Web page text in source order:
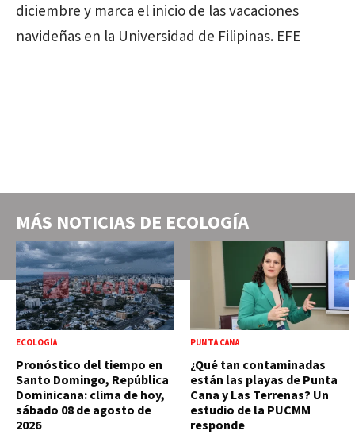
diciembre y marca el inicio de las vacaciones
navideñas en la Universidad de Filipinas. EFE
MÁS NOTICIAS DE ECOLOGÍA
ECOLOGÍA
Pronóstico del tiempo en
Santo Domingo, República
Dominicana: clima de hoy,
sábado 08 de agosto de
2026
PUNTA CANA
¿Qué tan contaminadas
están las playas de Punta
Cana y Las Terrenas? Un
estudio de la PUCMM
responde